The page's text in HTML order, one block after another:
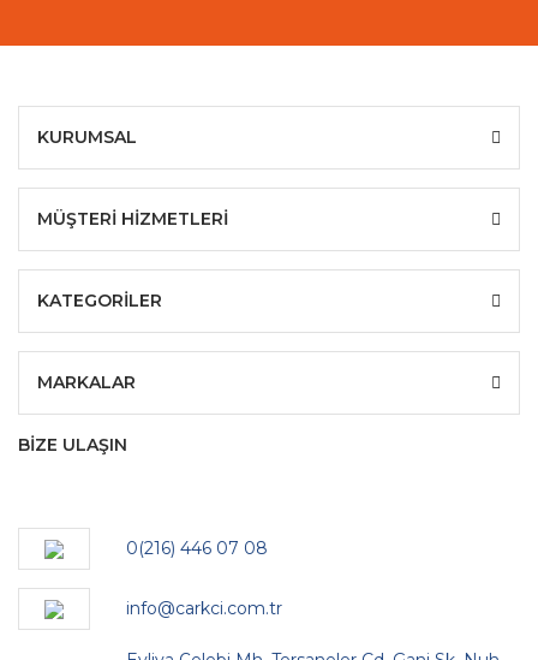
KURUMSAL
MÜŞTERİ HİZMETLERİ
KATEGORİLER
MARKALAR
BİZE ULAŞIN
0(216) 446 07 08
info@carkci.com.tr